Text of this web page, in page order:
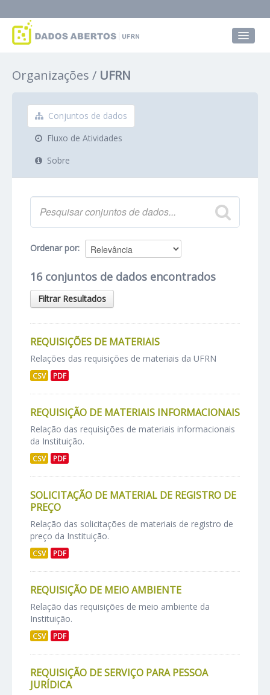
Grupos
Sobre
Organizações UFRN
Conjuntos de dados
Fluxo de Atividades
Sobre
Ordenar por
16 conjuntos de dados encontrados
Filtrar Resultados
REQUISIÇÕES DE MATERIAIS
Relações das requisições de materiais da UFRN
CSV PDF
REQUISIÇÃO DE MATERIAIS INFORMACIONAIS
Relação das requisições de materiais informacionais
da Instituição.
CSV PDF
SOLICITAÇÃO DE MATERIAL DE REGISTRO DE
PREÇO
Relação das solicitações de materiais de registro de
preço da Instituição.
CSV PDF
REQUISIÇÃO DE MEIO AMBIENTE
Relação das requisições de meio ambiente da
Instituição.
CSV PDF
REQUISIÇÃO DE SERVIÇO PARA PESSOA
JURÍDICA